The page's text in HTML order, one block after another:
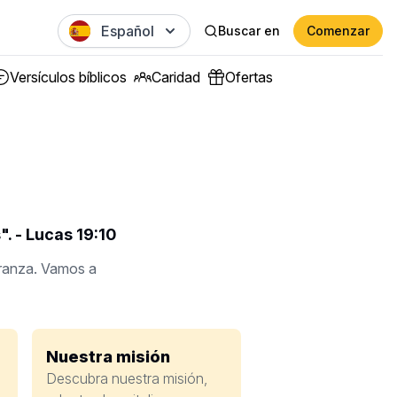
Español Buscar en Comenzar
Versículos bíblicos Caridad Ofertas
- Lucas 19:10
Vamos a
Nuestra misión
Descubra nuestra misión,